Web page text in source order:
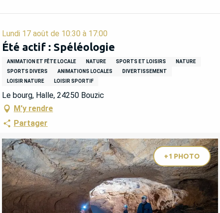
Lundi 17 août de 10:30 à 17:00
Été actif : Spéléologie
ANIMATION ET FÊTE LOCALE NATURE SPORTS ET LOISIRS
NATURE
SPORTS DIVERS
ANIMATIONS LOCALES
DIVERTISSEMENT
LOISIR NATURE
LOISIR SPORTIF
Le bourg, Halle, 24250 Bouzic
M'y rendre
Partager
+1 PHOTO